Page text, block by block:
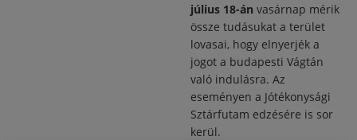
július 18-án vasárnap mérik
össze tudásukat a terület
lovasai, hogy elnyerjék a
jogot a budapesti Vágtán
való indulásra. Az
eseményen a Jótékonysági
Sztárfutam edzésére is sor
kerül.